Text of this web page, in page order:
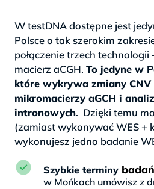
W testDNA dostępne jest
Polsce o tak szerokim
połączenie trzech technologii
macierz aCGH. To jedyne w
które wykrywa zmiany CNV
mikromacierzy aGCH i
intronowych. Dzięki temu
(zamiast wykonywać WES +
wykonujesz jedno badanie
Szybkie terminy
w Mońkach umówisz z